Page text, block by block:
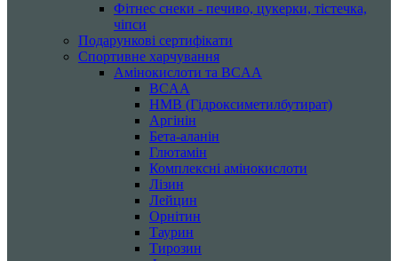
Фітнес снеки - печиво, цукерки, тістечка,
чіпси
Подарункові сертифікати
Спортивне харчування
Амінокислоти та BCAA
BCAA
HMB (Гідроксиметилбутират)
Аргінін
Бета-аланін
Глютамін
Комплексні амінокислоти
Лізин
Лейцин
Орнітин
Таурин
Тирозин